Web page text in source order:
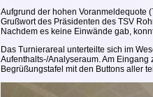
Aufgrund der hohen Voranmeldequote
Grußwort des Präsidenten des TSV
Nachdem es keine Einwände gab,
Das Turnierareal unterteilte sich im
Aufenthalts-/Analyseraum. Am
Begrüßungstafel mit den Buttons aller